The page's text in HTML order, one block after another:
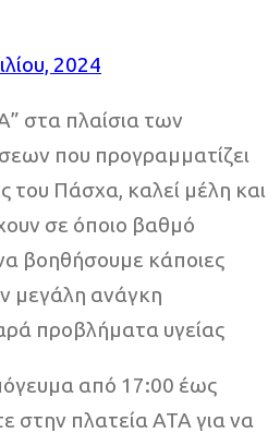
2024
στα πλαίσια των
που προγραμματίζει
του Πάσχα, καλεί μέλη και
σε όποιο βαθμό
βοηθήσουμε κάποιες
μεγάλη ανάγκη
προβλήματα υγείας
από 17:00 έως
στην πλατεία ΑΤΑ για να